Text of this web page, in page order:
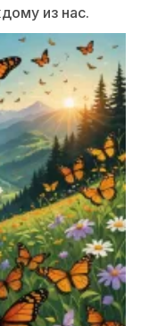
из нас.